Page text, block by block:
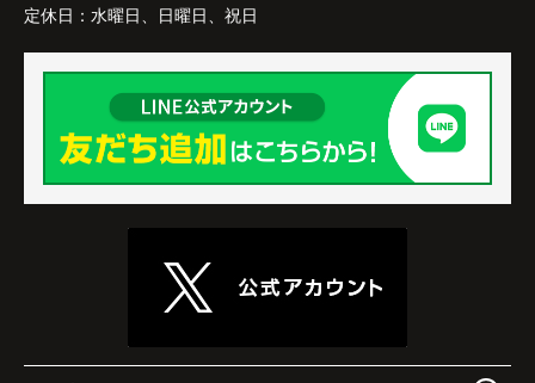
定休日： 水曜日、日曜日、祝日